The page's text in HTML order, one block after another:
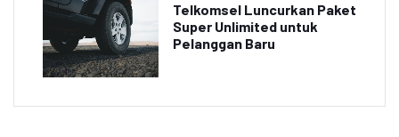
Telkomsel Luncurkan Paket
Super Unlimited untuk
Pelanggan Baru